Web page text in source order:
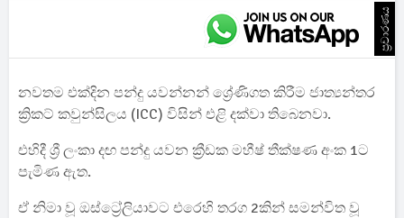
ප්‍රචාරණය
නවතම එක්දින පන්දු යවන්නන් ශ්‍රේණිගත කිරීම ජාත්‍යන්තර
ක්‍රිකට් කවුන්සිලය (ICC) විසින් එළි දක්වා තිබෙනවා.
එහිදී ශ්‍රී ලංකා දඟ පන්දු යවන ක්‍රීඩක මහීෂ් තීක්ෂණ අංක 1ට
පැමිණ ඇත.
ඒ නිමා වූ ඔස්ට්‍රේලියාවට එරෙහි තරග 2කින් සමන්විත වූ